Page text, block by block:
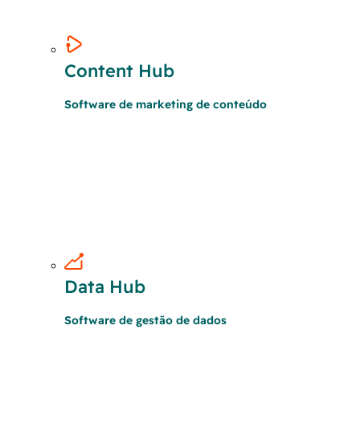
Content Hub
Software de marketing de conteúdo
Data Hub
Software de gestão de dados